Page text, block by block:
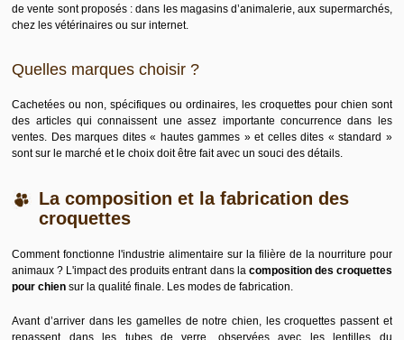
de vente sont proposés : dans les magasins d’animalerie, aux supermarchés,
chez les vétérinaires ou sur internet.
Quelles marques choisir ?
Cachetées ou non, spécifiques ou ordinaires, les croquettes pour chien sont
des articles qui connaissent une assez importante concurrence dans les
ventes. Des marques dites « hautes gammes » et celles dites « standard »
sont sur le marché et le choix doit être fait avec un souci des détails.
La composition et la fabrication des
croquettes
Comment fonctionne l'industrie alimentaire sur la filière de la nourriture pour
animaux ? L'impact des produits entrant dans la composition des croquettes
pour chien sur la qualité finale. Les modes de fabrication.
Avant d’arriver dans les gamelles de notre chien, les croquettes passent et
repassent dans les tubes de verre, observées avec les lentilles du